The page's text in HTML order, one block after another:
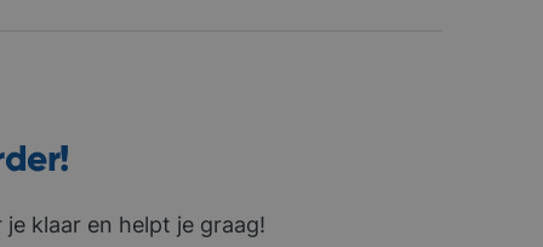
klaar en helpt je graag!